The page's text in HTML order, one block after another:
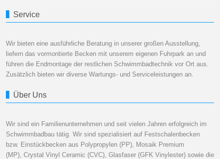
Service
Wir bieten eine ausführliche Beratung in unserer großen Ausstellung,
liefern das vormontierte Becken mit unserem eigenen Fuhrpark an und
führen die Endmontage der restlichen Schwimmbadtechnik vor Ort aus.
Zusätzlich bieten wir diverse Wartungs- und Serviceleistungen an.
Über Uns
Wir sind ein Familienunternehmen und seit vielen Jahren erfolgreich im
Schwimmbadbau tätig. Wir sind spezialisiert auf Festschalenbecken
bzw. Einstückbecken aus Polypropylen (PP), Mosaik Premium
(MP), Crystal Vinyl Ceramic (CVC), Glasfaser (GFK Vinylester) sowie die